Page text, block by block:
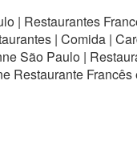
| Restaurantes
| Comida |
São Paulo |
Restaurante